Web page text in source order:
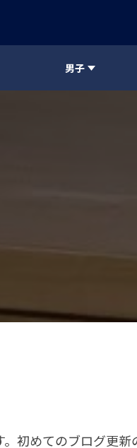
男子
初めてのブログ更新